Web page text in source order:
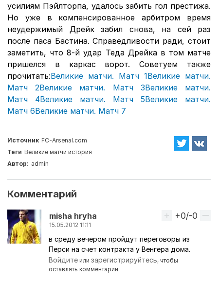
усилиям Пэйлторпа, удалось забить гол престижа.
Но уже в компенсированное арбитром время
неудержимый Дрейк забил снова, на сей раз
после паса Бастина. Справедливости ради, стоит
заметить, что 8-й удар Теда Дрейка в том матче
пришелся в каркас ворот. Советуем также
прочитать:Великие матчи. Матч 1Великие матчи.
Матч 2Великие матчи. Матч 3Великие матчи.
Матч 4Великие матчи. Матч 5Великие матчи.
Матч 6Великие матчи. Матч 7
Источник FC-Arsenal.com
Теги Великие матчи история
Автор: admin
Комментарий
misha hryha
15.05.2012 11:11
Вверх
+0/-0
в среду вечером пройдут переговоры из
Перси на счет контракта у Венгера дома.
Войдите илизарегистрируйтесь, чтобы
оставлять комментарии